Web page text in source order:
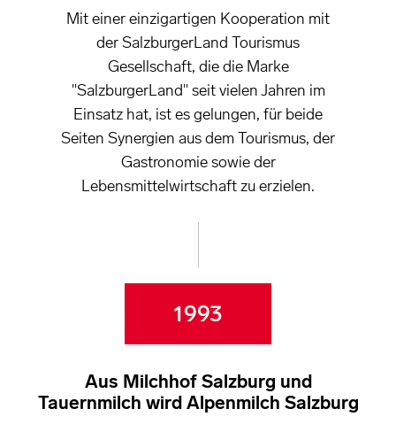
Mit einer einzigartigen Kooperation mit
der SalzburgerLand Tourismus
Gesellschaft, die die Marke
"SalzburgerLand" seit vielen Jahren im
Einsatz hat, ist es gelungen, für beide
Seiten Synergien aus dem Tourismus, der
Gastronomie sowie der
Lebensmittelwirtschaft zu erzielen.
1993
Aus Milchhof Salzburg und
Tauernmilch wird Alpenmilch Salzburg